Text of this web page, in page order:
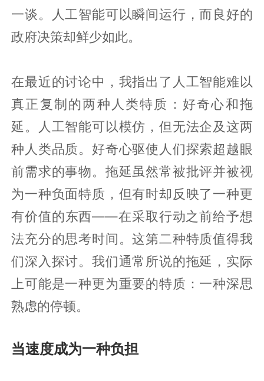
一谈。人工智能可以瞬间运行，而良好的
政府决策却鲜少如此。
在最近的讨论中，我指出了人工智能难以
真正复制的两种人类特质：好奇心和拖
延。人工智能可以模仿，但无法企及这两
种人类品质。好奇心驱使人们探索超越眼
前需求的事物。拖延虽然常被批评并被视
为一种负面特质，但有时却反映了一种更
有价值的东西——在采取行动之前给予想
法充分的思考时间。这第二种特质值得我
们深入探讨。我们通常所说的拖延，实际
上可能是一种更为重要的特质：一种深思
熟虑的停顿。
当速度成为一种负担